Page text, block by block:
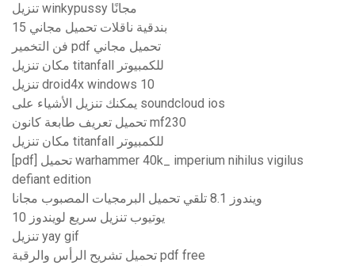
تنزيل winkypussy مجانًا
15 بندقية ناقلات تحميل مجاني
فن التخمير pdf تحميل مجاني
مكان تنزيل titanfall للكمبيوتر
تنزيل droid4x windows 10
يمكنك تنزيل الأشياء على soundcloud ios
تحميل تعريف طابعة كانون mf230
مكان تنزيل titanfall للكمبيوتر
[pdf] تحميل warhammer 40k_ imperium nihilus vigilus
defiant edition
ويندوز 8.1 تلقي تحميل البرمجيات المصبوب مجانا
يوتيوب تنزيل سريع لويندوز 10
تنزيل yay gif
تحميل تشريح الرأس والرقبة pdf free